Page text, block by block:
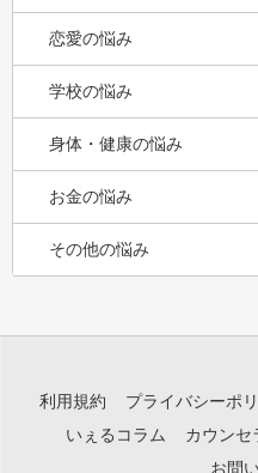
恋愛の悩み
学校の悩み
身体・健康の悩み
お金の悩み
その他の悩み
利用規約 プライバシーポ
いぇるコラム
カウンセ
お問